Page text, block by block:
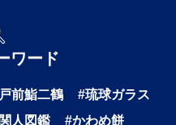
ワード
前鮨二鶴
#琉球ガラス
人図鑑
#かわめ餅